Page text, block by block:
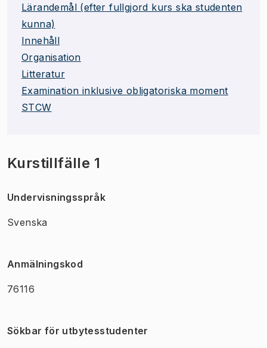
Lärandemål (efter fullgjord kurs ska studenten
kunna)
Innehåll
Organisation
Litteratur
Examination inklusive obligatoriska moment
STCW
Kurstillfälle 1
Undervisningsspråk
Svenska
Anmälningskod
76116
Sökbar för utbytesstudenter